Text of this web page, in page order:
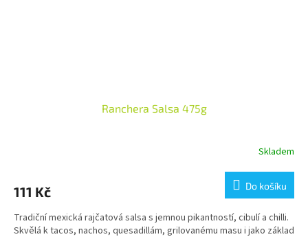
Ranchera Salsa 475g
Skladem
111 Kč Do košíku
Tradiční mexická rajčatová salsa s jemnou pikantností, cibulí a chilli.
Skvělá k tacos, nachos, quesadillám, grilovanému masu i jako základ